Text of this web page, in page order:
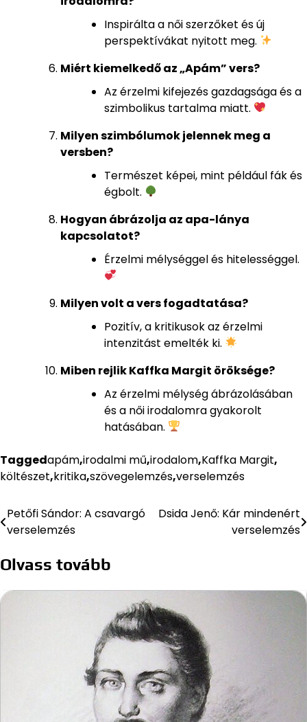
Inspirálta a női szerzőket és új
perspektívákat nyitott meg.
Miért kiemelkedő az „Apám” vers?
Az érzelmi kifejezés gazdagsága és a
szimbolikus tartalma miatt.
Milyen szimbólumok jelennek meg a
versben?
Természet képei, mint például fák és
égbolt.
Hogyan ábrázolja az apa-lánya
kapcsolatot?
Érzelmi mélységgel és hitelességgel.
Milyen volt a vers fogadtatása?
Pozitív, a kritikusok az érzelmi
intenzitást emelték ki.
Miben rejlik Kaffka Margit öröksége?
Az érzelmi mélység ábrázolásában
és a női irodalomra gyakorolt
hatásában.
Taggedapám,irodalmi mű,irodalom,Kaffka Margit,
költészet,kritika,szövegelemzés,verselemzés
Bejegyzés
Petőfi Sándor: A csavargó
verselemzés
Dsida Jenő: Kár mindenért
verselemzés
Olvass tovább